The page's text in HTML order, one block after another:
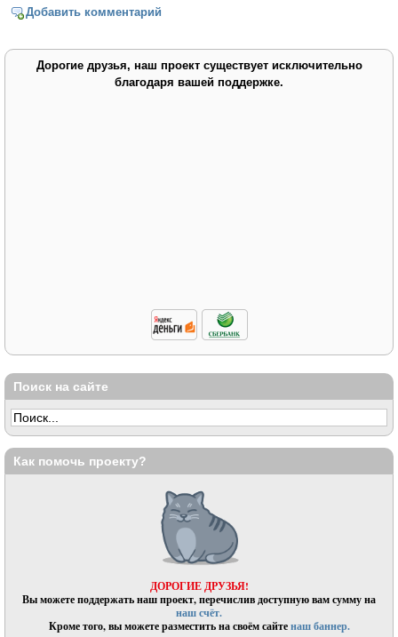
Добавить комментарий
Дорогие друзья, наш проект существует исключительно
благодаря вашей поддержке.
Поиск на сайте
Как помочь проекту?
ДОРОГИЕ ДРУЗЬЯ!
Вы можете поддержать наш проект, перечислив доступную вам сумму на
наш счёт.
Кроме того, вы можете разместить на своём сайтенаш баннер.